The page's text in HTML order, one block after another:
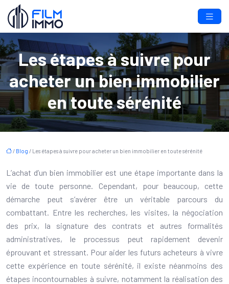
Les étapes à suivre pour
acheter un bien immobilier
en toute sérénité
/ Blog / Les étapes à suivre pour acheter un bien immobilier en toute sérénité
L’achat d’un bien immobilier est une étape importante dans la
vie de toute personne. Cependant, pour beaucoup, cette
démarche peut s’avérer être un véritable parcours du
combattant. Entre les recherches, les visites, la négociation
des prix, la signature des contrats et autres formalités
administratives, le processus peut rapidement devenir
éprouvant et stressant. Pour aider les futurs acheteurs à vivre
cette expérience en toute sérénité, il existe néanmoins des
étapes incontournables à suivre, notamment la réalisation des